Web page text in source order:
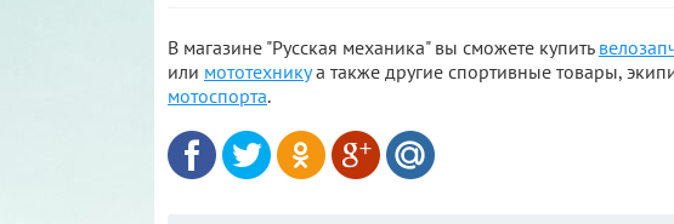
В магазине "Русская механика" вы сможете купить
или мототехникуа также другие спортивные товары,
мотоспорта.